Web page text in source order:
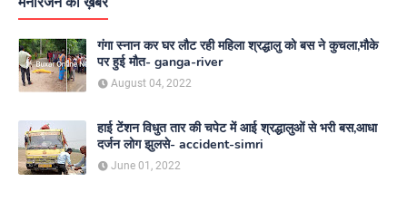
गंगा स्नान कर घर लौट रही महिला श्रद्धालु को बस ने कुचला,मौके
पर हुई मौत- ganga-river
August 04, 2022
हाई टेंशन विधुत तार की चपेट में आई श्रद्धालुओं से भरी बस,आधा
दर्जन लोग झुलसे- accident-simri
June 01, 2022